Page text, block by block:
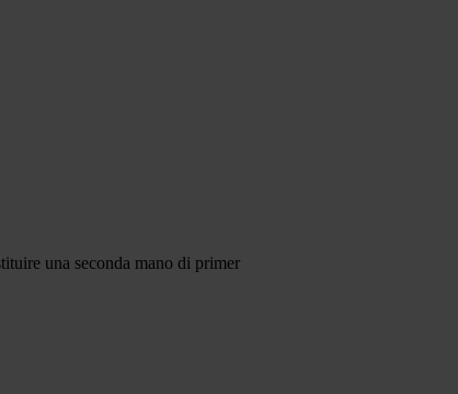
una seconda mano di primer